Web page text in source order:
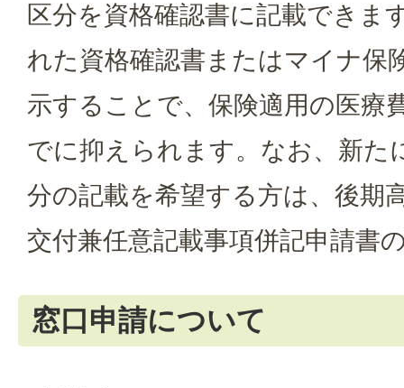
区分を資格確認書に記載できま
れた資格確認書またはマイナ保
示することで、保険適用の医療
でに抑えられます。なお、新た
分の記載を希望する方は、後期
交付兼任意記載事項併記申請書
窓口申請について